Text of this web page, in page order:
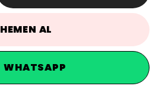
HEMEN AL
WHATSAPP